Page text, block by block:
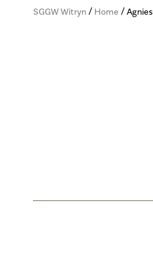
Gospodarstwa
SGGW Witryn/ Home /